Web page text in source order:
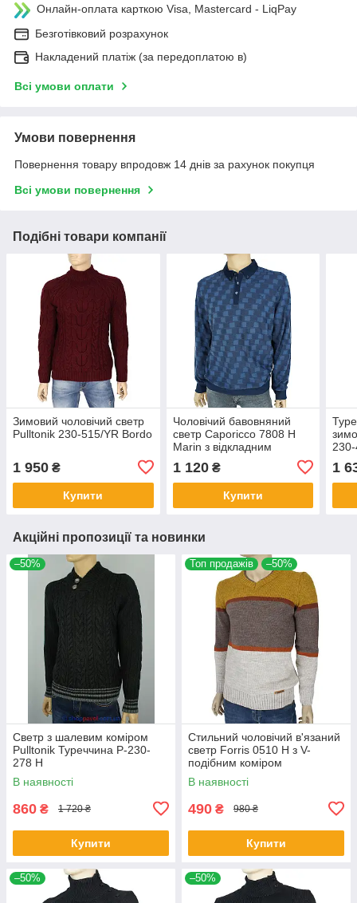
Онлайн-оплата карткою Visa, Mastercard - LiqPay
Безготівковий розрахунок
Накладений платіж (за передоплатою в)
Всі умови оплати
Умови повернення
Повернення товару впродовж 14 днів за рахунок покупця
Всі умови повернення
Подібні товари компанії
Зимовий чоловічий светр
Pulltonik 230-515/YR Bordo
1 950 ₴
Купити
Чоловічий бавовняний
светр Caporicco 7808 Н
Marin з відкладним
1 120₴
Купити
1
Акційні пропозиції та новинки
–50%
Светр з шалевим коміром
Pulltonik Туреччина P-230-
278 H
В наявності
860 ₴ 1 720 ₴
Купити
Топ продажів –50%
Стильний чоловічий в'язаний
светр Forris 0510 Н з V-
подібним коміром
В наявності
490 ₴ 980 ₴
Купити
–50% –50%